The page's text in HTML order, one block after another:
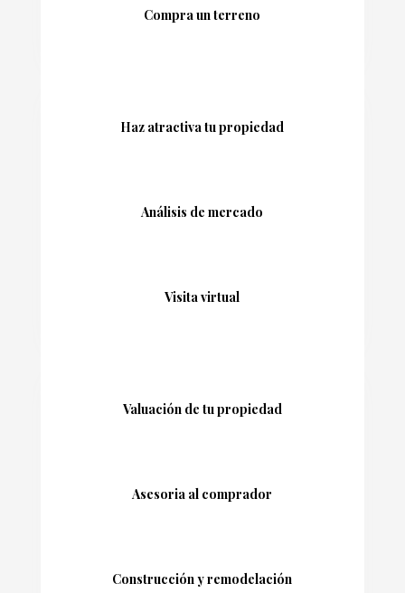
Compra un terreno
Haz atractiva tu propiedad
Análisis de mercado
Visita virtual
Valuación de tu propiedad
Asesoria al comprador
Construcción y remodelación